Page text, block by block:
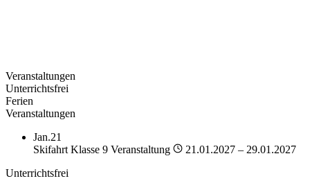
Veranstaltungen
Unterrichtsfrei
Ferien
Veranstaltungen
Jan.21
Skifahrt Klasse 9 Veranstaltung
21.01.2027 – 29.01.2027
Unterrichtsfrei